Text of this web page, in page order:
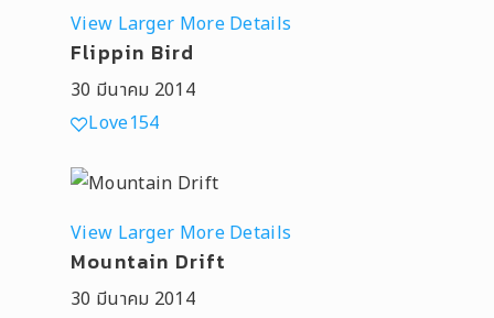
View Larger More Details
Flippin Bird
30 มีนาคม 2014
Love154
View Larger More Details
Mountain Drift
30 มีนาคม 2014